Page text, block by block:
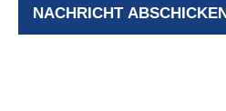
NACHRICHT